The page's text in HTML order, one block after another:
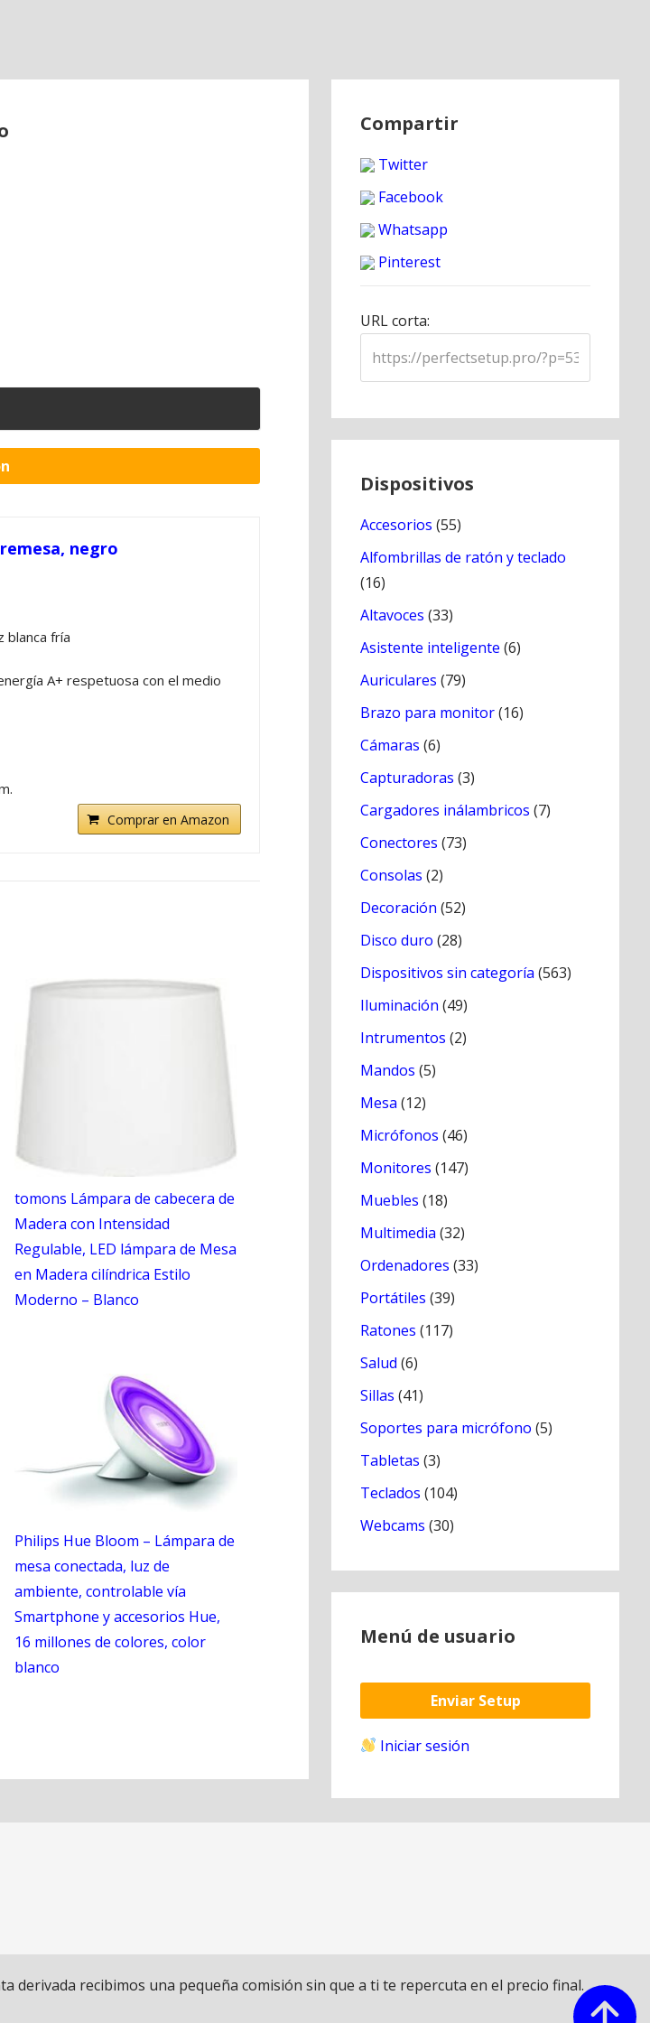
negro
blanca fría
A+ respetuosa con el medio
Comprar en Amazon
tomons Lámpara de cabecera de
Madera con Intensidad
Regulable, LED lámpara de Mesa
en Madera cilíndrica Estilo
Moderno – Blanco
Philips Hue Bloom – Lámpara de
mesa conectada, luz de
ambiente, controlable vía
Smartphone y accesorios Hue,
16 millones de colores, color
blanco
Compartir
Twitter
Facebook
Whatsapp
Pinterest
URL corta:
Dispositivos
Accesorios (55)
Alfombrillas de ratón y teclado
(16)
Altavoces (33)
Asistente inteligente (6)
Auriculares (79)
Brazo para monitor(16)
Cámaras (6)
Capturadoras (3)
Cargadores inálambricos (7)
Conectores (73)
Consolas (2)
Decoración (52)
Disco duro (28)
Dispositivos sin categoría (563)
Iluminación (49)
Intrumentos (2)
Mandos (5)
Mesa (12)
Micrófonos (46)
Monitores (147)
Muebles (18)
Multimedia (32)
Ordenadores (33)
Portátiles (39)
Ratones (117)
Salud (6)
Sillas (41)
Soportes para micrófono (5)
Tabletas (3)
Teclados (104)
Webcams (30)
Menú de usuario
Enviar Setup
Iniciar sesión
recibimos una pequeña comisión sin que a ti te repercuta en el precio final.